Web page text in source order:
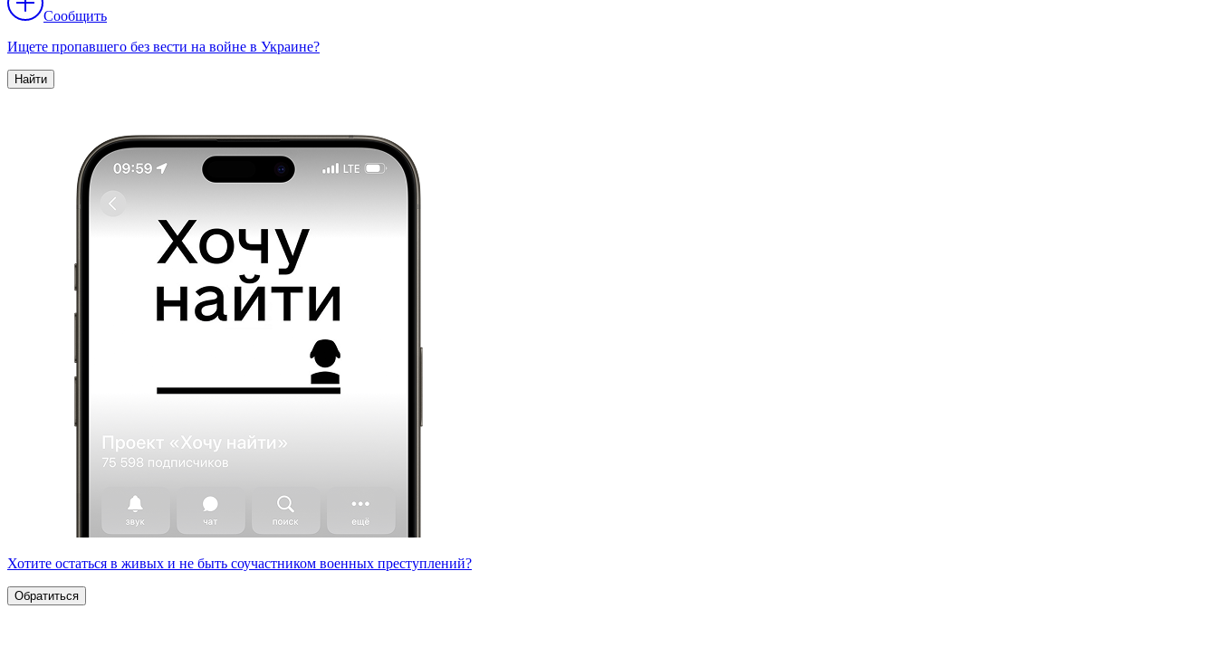
Сообщить
Ищете пропавшего без вести на войне в Украине?
Найти
Хотите остаться в живых и не быть соучастником военных преступлений?
Обратиться